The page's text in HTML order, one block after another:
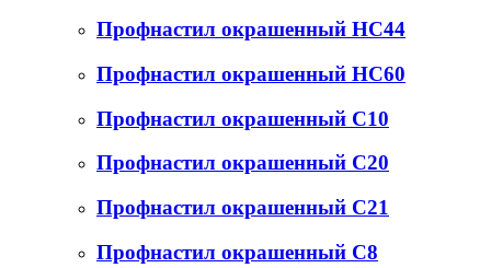
Профнастил окрашенный НС44
Профнастил окрашенный НС60
Профнастил окрашенный С10
Профнастил окрашенный С20
Профнастил окрашенный С21
Профнастил окрашенный С8